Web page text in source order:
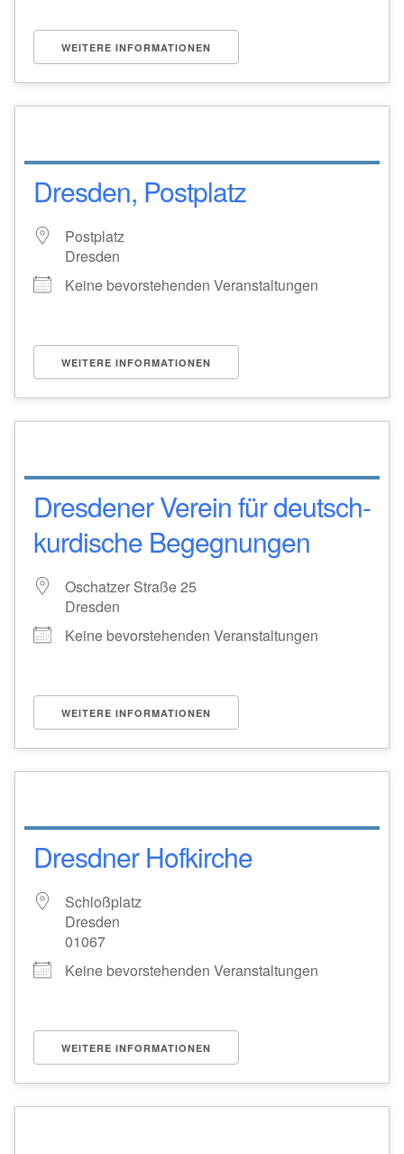
WEITERE INFORMATIONEN
Dresden, Postplatz
Postplatz
Dresden
Keine bevorstehenden Veranstaltungen
WEITERE INFORMATIONEN
Dresdener Verein für deutsch-
kurdische Begegnungen
Oschatzer Straße 25
Dresden
Keine bevorstehenden Veranstaltungen
WEITERE INFORMATIONEN
Dresdner Hofkirche
Schloßplatz
Dresden
01067
Keine bevorstehenden Veranstaltungen
WEITERE INFORMATIONEN